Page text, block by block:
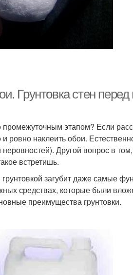
Грунтовка стен
этапом? Если
ровно наклеить обои.
Другой вопрос в
встретишь.
загубит даже самые
средствах, которые были
преимущества грунтовки.